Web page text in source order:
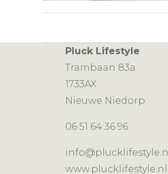
Pluck Lifestyle
Trambaan 83a
1733AX
Nieuwe Niedorp
06 51 64 36 96
info@plucklifestyle.nl
www.plucklifestyle.nl